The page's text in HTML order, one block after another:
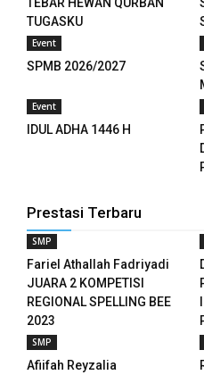
TUGASKU
Event
SPMB 2026/2027
Event
IDUL ADHA 1446 H
Prestasi Terbaru
SMP
Fariel Athallah Fadriyadi
JUARA 2 KOMPETISI
REGIONAL SPELLING BEE
2023
SMP
Afiifah Reyzalia